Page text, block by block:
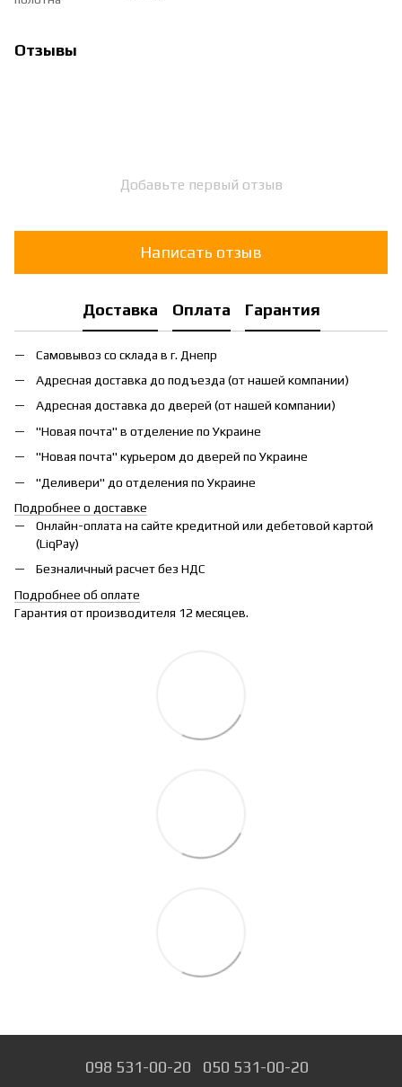
Отзывы
Добавьте первый отзыв
Написать отзыв
Доставка Оплата Гарантия
Самовывоз со склада в г. Днепр
Адресная доставка до подъезда (от нашей компании)
Адресная доставка до дверей (от нашей компании)
"Новая почта" в отделение по Украине
"Новая почта" курьером до дверей по Украине
"Деливери" до отделения по Украине
Подробнее о доставке
Онлайн-оплата на сайте кредитной или дебетовой картой
(LiqPay)
Безналичный расчет без НДС
Подробнее об оплате
Гарантия от производителя 12 месяцев.
098 531-00-20 050 531-00-20